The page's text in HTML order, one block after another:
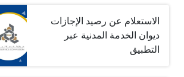
الاستعلام عن رصيد الإجازات
ديوان الخدمة المدنية عبر
التطبيق